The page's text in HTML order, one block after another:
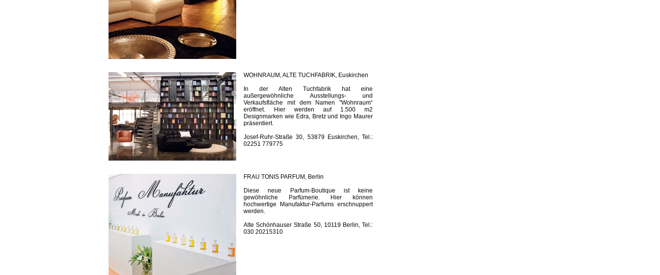
WOHNRAUM, ALTE TUCHFABRIK, Euskirchen
In der Alten Tuchfabrik hat eine
außergewöhnliche Ausstellungs- und
Verkaufsfläche mit dem Namen "Wohnraum“
eröffnet. Hier werden auf 1.500 m2
Designmarken wie Edra, Bretz und Ingo Maurer
präsentiert.
Josef-Ruhr-Straße 30, 53879 Euskirchen, Tel.:
02251 779775
FRAU TONIS PARFUM, Berlin
Diese neue Parfum-Boutique ist keine
gewöhnliche Parfümerie. Hier können
hochwertige Manufaktur-Parfums erschnuppert
werden.
Alte Schönhauser Straße 50, 10119 Berlin, Tel.:
030 20215310